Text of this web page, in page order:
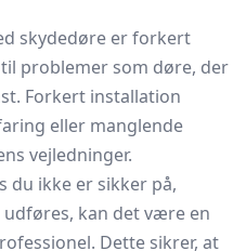
skydedøre er forkert
problemer som døre, der
Forkert installation
eller manglende
vejledninger.
du ikke er sikker på,
kan det være en
Dette sikrer, at